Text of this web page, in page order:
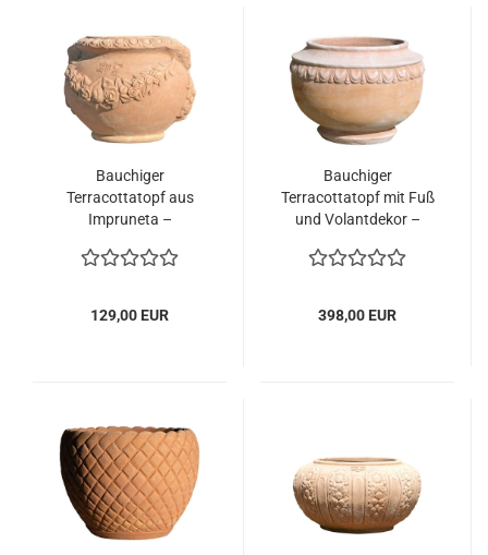
Bauchiger
Terracottatopf aus
Impruneta –
und mit Rosenranke
verziert
129,00 EUR
Bauchiger
Terracottatopf mit Fuß
und Volantdekor –
Impruneta, frostfest
398,00 EUR